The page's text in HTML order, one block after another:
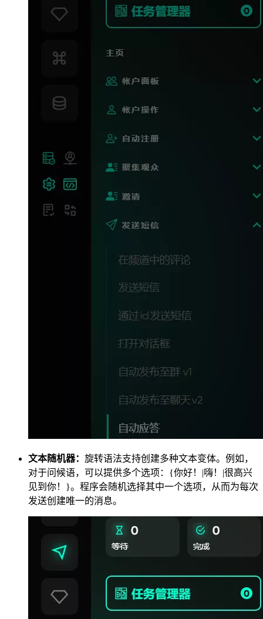
文本随机器： 旋转语法支持创建多种文本变体。例如，
对于问候语，可以提供多个选项：{你好！|嗨！|很高兴
见到你！}。程序会随机选择其中一个选项，从而为每次
发送创建唯一的消息。